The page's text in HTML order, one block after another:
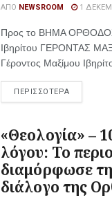
ΑΠΌ NEWSROOM 1
Προς το ΒΗΜΑ
Ιβηρίτου ΓΕΡΟΝΤΑΣ
Γέροντος Μαξίμου
ΠΕΡΙΣΣΟΤΕΡΑ
«Θεολογία» –
λόγου: Το
διαμόρφωσε
διάλογο της